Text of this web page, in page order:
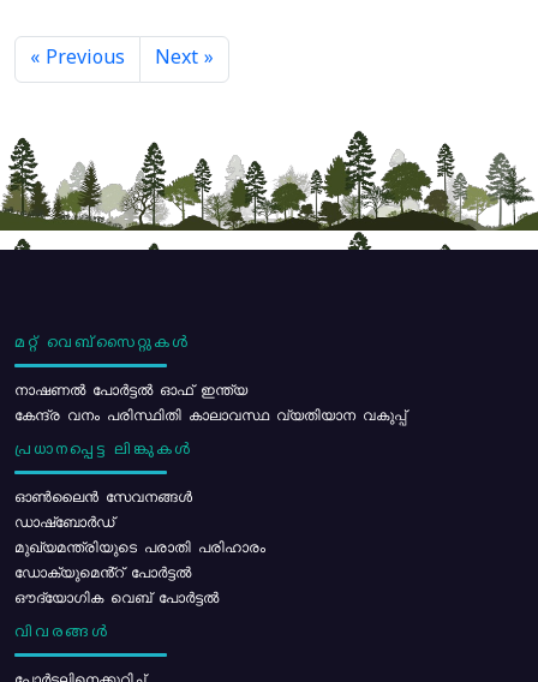
« Previous Next »
മറ്റ് വെബ്സൈറ്റുകൾ
നാഷണൽ പോർട്ടൽ ഓഫ് ഇന്ത്യ
കേന്ദ്ര വനം പരിസ്ഥിതി കാലാവസ്ഥ വ്യതിയാന വകുപ്പ്
പ്രധാനപ്പെട്ട ലിങ്കുകൾ
ഓൺലൈൻ സേവനങ്ങൾ
ഡാഷ്ബോർഡ്
മുഖ്യമന്ത്രിയുടെ പരാതി പരിഹാരം
ഡോക്യുമെൻ്റ് പോർട്ടൽ
ഔദ്യോഗിക വെബ് പോർട്ടൽ
വിവരങ്ങൾ
പോര്‍ട്ടലിനെക്കുറിച്ച്